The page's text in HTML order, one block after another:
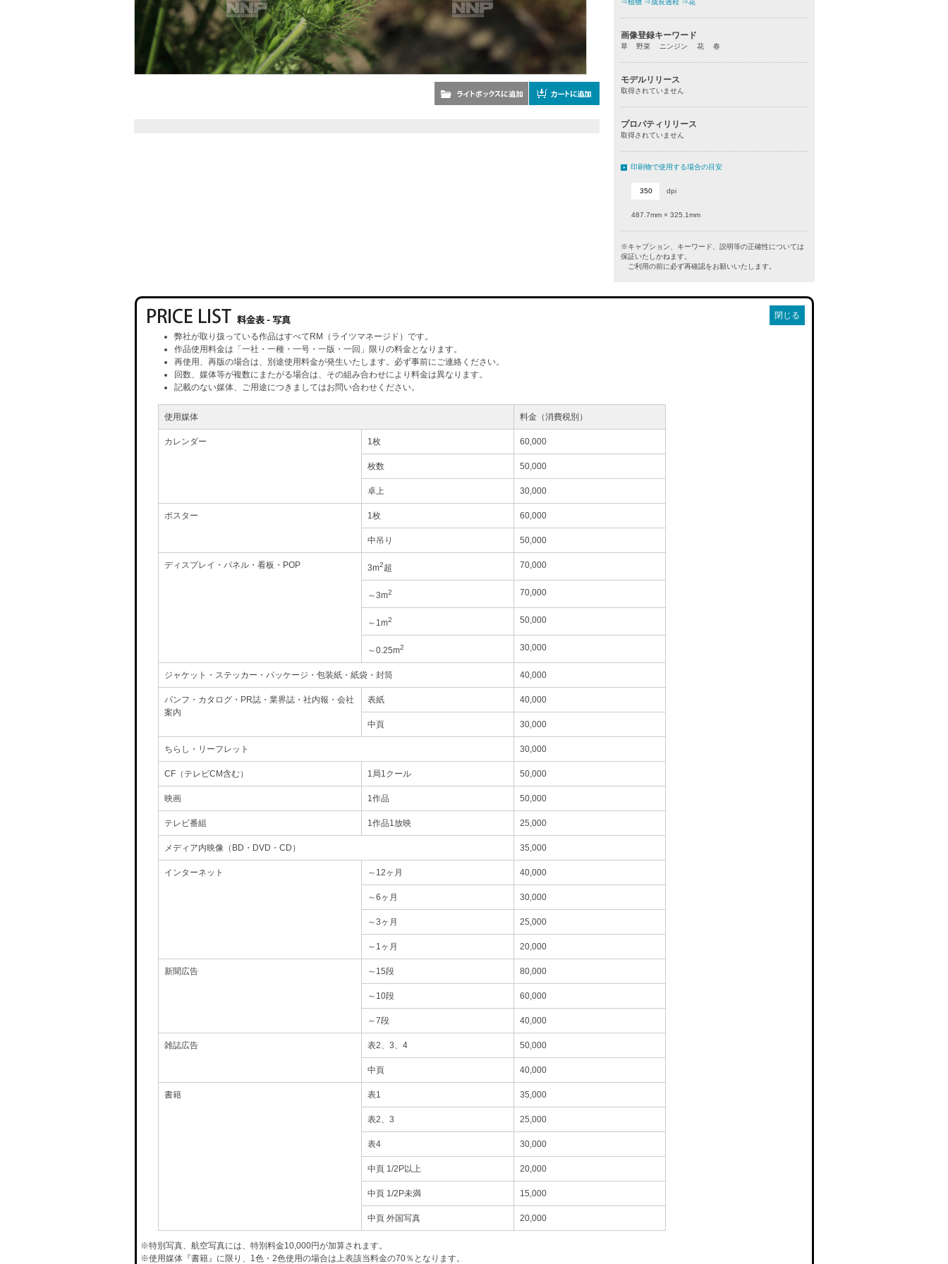
⇒植物 ⇒成長過程 ⇒花
画像登録キーワード
草 野菜 ニンジン 花 春
モデルリリース
取得されていません
プロパティリリース
取得されていません
印刷物で使用する場合の目安
dpi
487.7mm × 325.1mm
※キャプション、キーワード、説明等の正確性については
保証いたしかねます。
ご利用の前に必ず再確認をお願いいたします。
閉じる
弊社が取り扱っている作品はすべてRM（ライツマネージド）です。
作品使用料金は「一社・一種・一号・一版・一回」限りの料金となります。
再使用、再版の場合は、別途使用料金が発生いたします。必ず事前にご連絡ください。
回数、媒体等が複数にまたがる場合は、その組み合わせにより料金は異なります。
記載のない媒体、ご用途につきましてはお問い合わせください。
使用媒体 料金（消費税別）
カレンダー 1枚 60,000
枚数 50,000
卓上 30,000
ポスター 1枚 60,000
中吊り 50,000
ディスプレイ・パネル・看板・POP 3m2超 70,000
～3m2 70,000
～1m2 50,000
～0.25m2 30,000
ジャケット・ステッカー・パッケージ・包装紙・紙袋・封筒 40,000
パンフ・カタログ・PR誌・業界誌・社内報・会社
案内
表紙 40,000
中頁 30,000
ちらし・リーフレット 30,000
CF（テレビCM含む） 1局1クール 50,000
映画 1作品 50,000
テレビ番組 1作品1放映 25,000
メディア内映像（BD・DVD・CD） 35,000
インターネット ～12ヶ月 40,000
～6ヶ月 30,000
～3ヶ月 25,000
～1ヶ月 20,000
新聞広告 ～15段 80,000
～10段 60,000
～7段 40,000
雑誌広告 表2、3、4 50,000
中頁 40,000
書籍 表1 35,000
表2、3 25,000
表4 30,000
中頁 1/2P以上 20,000
中頁 1/2P未満 15,000
中頁 外国写真 20,000
※特別写真、航空写真には、特別料金10,000円が加算されます。
※使用媒体『書籍』に限り、1色・2色使用の場合は上表該当料金の70％となります。